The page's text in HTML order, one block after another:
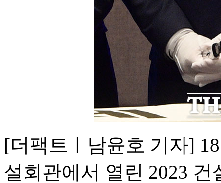
[더팩트ㅣ남윤호 기자]
설회관에서 열린 2023